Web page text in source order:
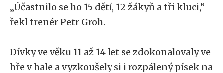
„Účastnilo se ho 15 dětí, 12 žákyň a tři kluci,“
řekl trenér Petr Groh.
Dívky ve věku 11 až 14 let se zdokonalovaly ve
hře v hale a vyzkoušely si i rozpálený písek na